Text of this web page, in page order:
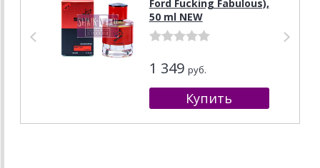
Ford Fucking Fabulous),
50 ml NEW
1 349 руб.